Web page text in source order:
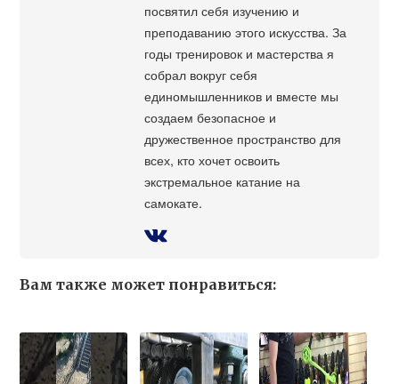
посвятил себя изучению и
преподаванию этого искусства. За
годы тренировок и мастерства я
собрал вокруг себя
единомышленников и вместе мы
создаем безопасное и
дружественное пространство для
всех, кто хочет освоить
экстремальное катание на
самокате.
Вам также может понравиться: